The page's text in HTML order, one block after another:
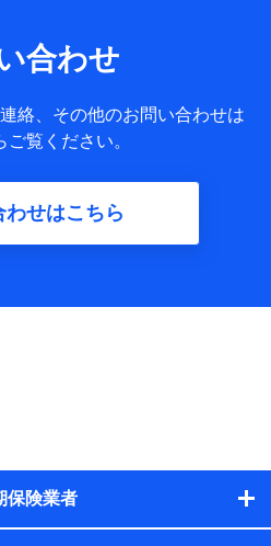
まれます。
保険契約者及び被保険者の氏
保険契約者と被保険者の関係、
内容、保険料、保険料のお支払
類や年齢などの情報などが含ま
囲】
が提供する保険関連サービスに
管理のため
と取引のあるもしくは委託を受
株式会社NTTドコモおよび提携
するため
合わせ
絡、その他のお問い合わせは
ご覧ください。
わせはこちら
保険業者